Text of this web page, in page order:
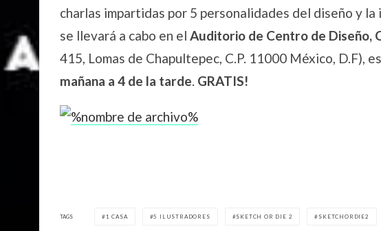
charlas impartidas por 5 personalidades del diseño y
se llevará a cabo en el Auditorio de Centro de Diseño,
415, Lomas de Chapultepec, C.P. 11000 México, D.F),
mañana a 4 de la tarde. GRATIS!
TAGS 1 CASA 5 ILUSTRADORES SKETCH OR DIE 2 SKETCHORDIE2